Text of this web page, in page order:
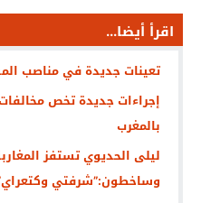
اقرأ أيضا...
تعينات جديدة في مناصب
إجراءات جديدة تخص
بالمغرب
ليلى الحديوي تستفز
وساخطون:”شرفتي